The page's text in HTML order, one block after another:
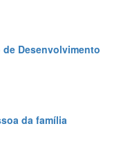
Desenvolvimento
da família